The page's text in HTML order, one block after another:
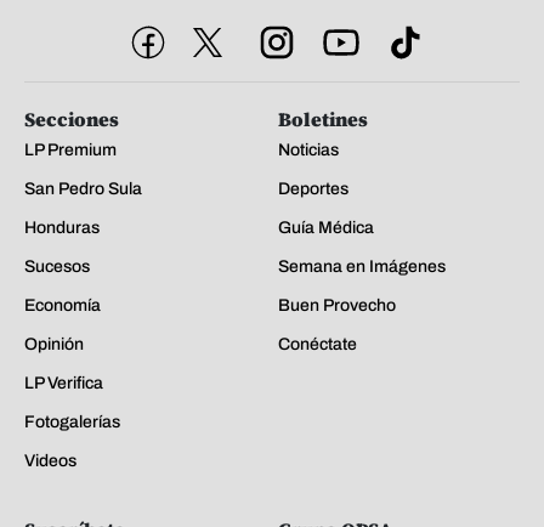
Secciones
LP Premium
San Pedro Sula
Honduras
Sucesos
Economía
Opinión
LP Verifica
Fotogalerías
Videos
Boletines
Noticias
Deportes
Guía Médica
Semana en Imágenes
Buen Provecho
Conéctate